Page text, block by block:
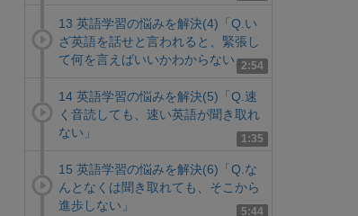
2:54
13 英語学習の悩みを解決(4)「Q.い
ざ英語を話せと言われると、緊張し
て何を言えばいいかわからない」
1:35
14 英語学習の悩みを解決(5)「Q.速
く音読しても、速い英語が聞き取れ
ない」
5:44
15 英語学習の悩みを解決(6)「Q.な
んとなくは聞き取れても、そこから
進歩しない」